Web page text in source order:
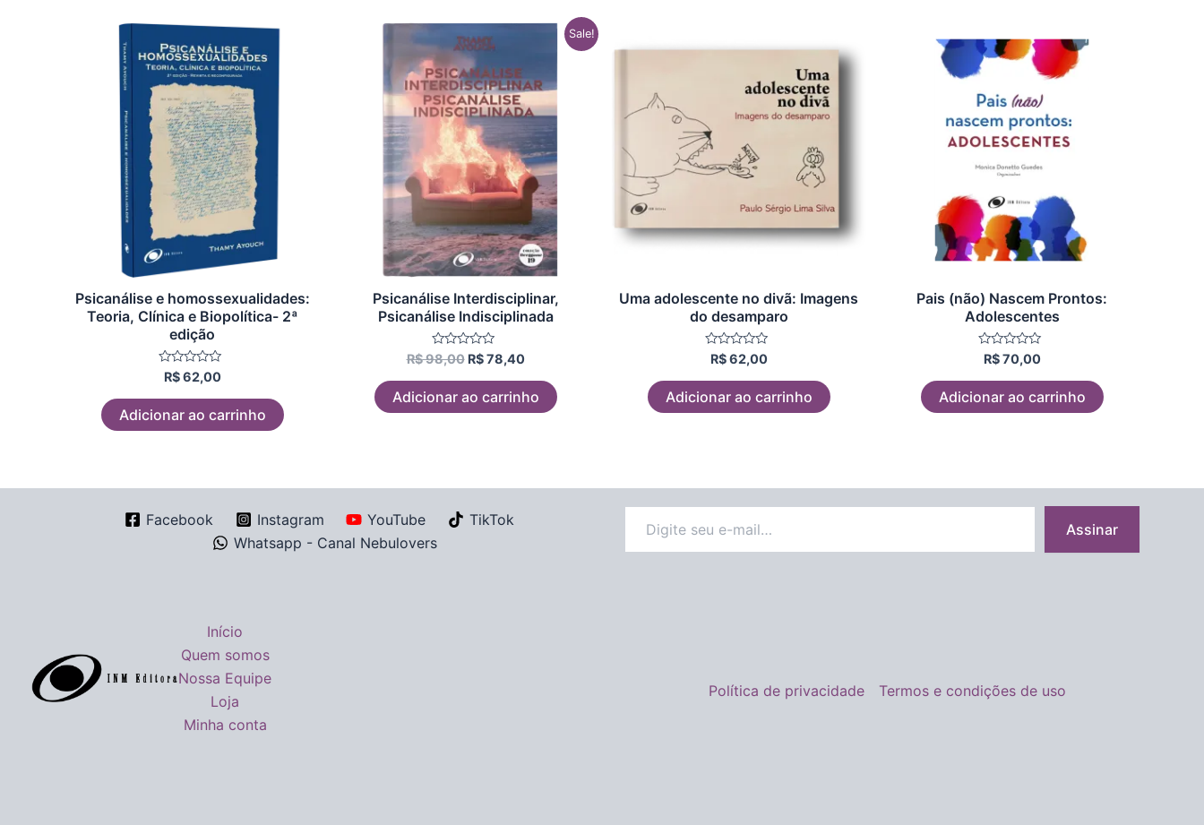
Psicanálise e homossexualidades:
Teoria, Clínica e Biopolítica- 2ª
edição
Avaliação
0
de
R$62,00
Adicionar ao carrinho
Sale!
Psicanálise Interdisciplinar,
Psicanálise Indisciplinada
Avaliação
0
de
R$98,00
preço
original
era:
R$ 98,00.
R$78,40
é:
R$ 78,40.
Adicionar ao carrinho
Uma adolescente no divã: Imagens
do desamparo
Avaliação
0
de
R$62,00
Adicionar ao carrinho
Pais (não) Nascem Prontos:
Adolescentes
Avaliação
0
de
R$70,00
Adicionar ao carrinho
Facebook Instagram YouTube
TikTok
Whatsapp - Canal Nebulovers
Assinar
Início
Quem somos
Nossa Equipe
Loja
Minha conta
Política de privacidade Termos e condições de uso